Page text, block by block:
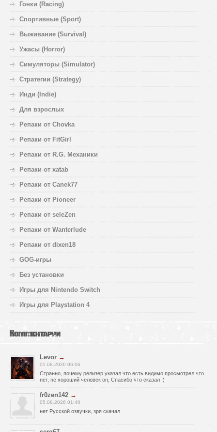
Гонки (Racing)
Спортивные (Sport)
Выживание (Survival)
Ужасы (Horror)
Симуляторы (Simulator)
Стратегии (Strategy)
Инди (Indie)
Для взрослых
Репаки от Chovka
Репаки от FitGirl
Репаки от R.G. Механики
Репаки от xatab
Репаки от Canek77
Репаки от Pioneer
Репаки от seleZen
Репаки от Wanterlude
Репаки от dixen18
GOG-игры
Без установки
Игры для Nintendo Switch
Игры для Playstation 4
Комментарии
Levor →
05.08.2026 06:06
Странно, почему релизер указал что есть видимо просмотрел что
нет, не хороший человек он, Спасибо что сказал !)
fr0zen142 →
05.08.2026 01:40
нет Русской озвучки, зря скачал